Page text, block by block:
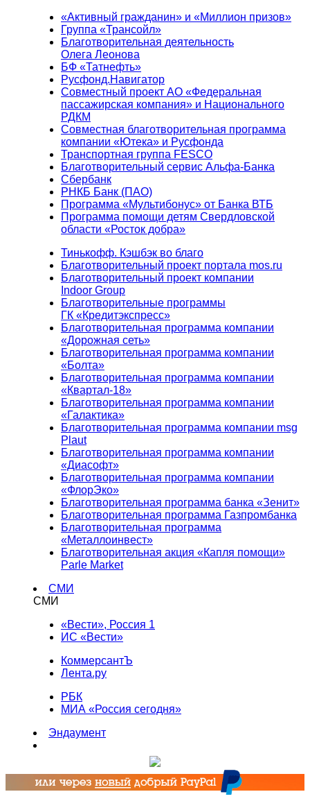
«Активный гражданин» и «Миллион призов»
Группа «Трансойл»
Благотворительная деятельность
Олега Леонова
БФ «Татнефть»
Русфонд.Навигатор
Совместный проект АО «Федеральная
пассажирская компания» и Национального
РДКМ
Совместная благотворительная программа
компании «Ютека» и Русфонда
Транспортная группа FESCO
Благотворительный сервис Альфа-Банка
Сбербанк
РНКБ Банк (ПАО)
Программа «Мультибонус» от Банка ВТБ
Программа помощи детям Свердловской
области «Росток добра»
Тинькофф. Кэшбэк во благо
Благотворительный проект портала mos.ru
Благотворительный проект компании
Indoor Group
Благотворительные программы
ГК «Кредитэкспресс»
Благотворительная программа компании
«Дорожная сеть»
Благотворительная программа компании
«Болта»
Благотворительная программа компании
«Квартал-18»
Благотворительная программа компании
«Галактика»
Благотворительная программа компании msg
Plaut
Благотворительная программа компании
«Диасофт»
Благотворительная программа компании
«ФлорЭко»
Благотворительная программа банка «Зенит»
Благотворительная программа Газпромбанка
Благотворительная программа
«Металлоинвест»
Благотворительная акция «Капля помощи»
Parle Market
СМИ
СМИ
«Вести», Россия 1
ИС «Вести»
КоммерсантЪ
Лента.ру
РБК
МИА «Россия сегодня»
Эндаумент